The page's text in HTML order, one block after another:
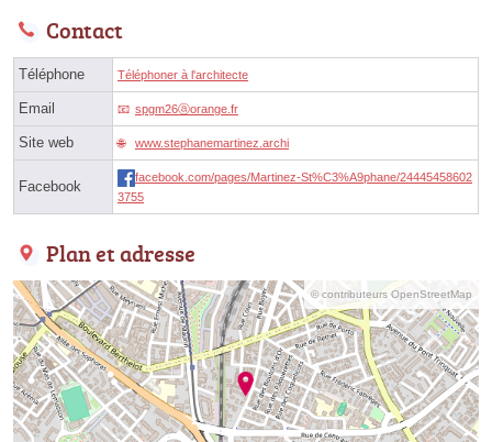
Contact
Téléphone Téléphoner à l'architecte
Email spgm26ⓐorange.fr
Site web www.stephanemartinez.archi
Facebook
facebook.com/pages/Martinez-St%C3%A9phane/24445458602
3755
Plan et adresse
© contributeurs OpenStreetMap